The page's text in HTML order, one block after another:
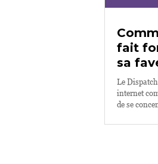
fait
sa
Le
internet
de se